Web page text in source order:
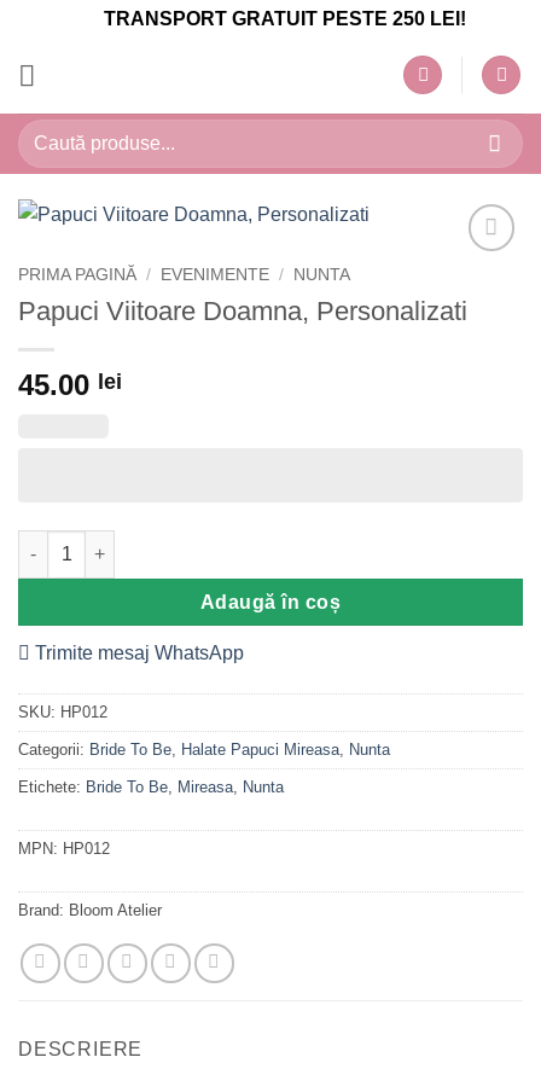
content
TRANSPORT GRATUIT PESTE 250 LEI!
Caută
după:
PRIMA PAGINĂ / EVENIMENTE / NUNTA
Papuci Viitoare Doamna, Personalizati
45.00 lei
Cantitate Papuci Viitoare Doamna, Personalizati
Adaugă în coș
Trimite mesaj WhatsApp
SKU: HP012
Categorii: Bride To Be Halate Papuci Mireasa Nunta
Etichete: Bride To Be Mireasa Nunta
MPN: HP012
Brand: Bloom Atelier
DESCRIERE